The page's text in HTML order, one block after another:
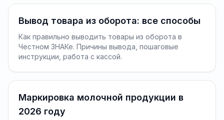
Вывод товара из оборота: все способы
Как правильно выводить товары из оборота в
Честном ЗНАКе. Причины вывода, пошаговые
инструкции, работа с кассой.
Маркировка молочной продукции в
2026 году